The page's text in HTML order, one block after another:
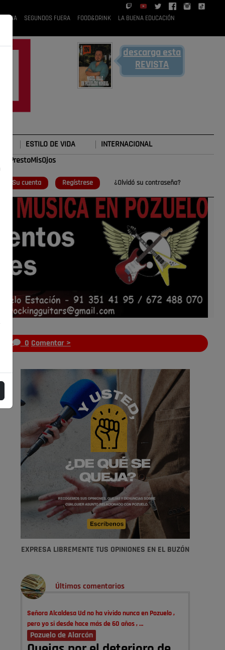
RUBIA SEGUNDOS FUERA FOOD&DRINK
LA BUENA EDUCACIÓN
descarga esta
REVISTA
ESTILO DE VIDA INTERNACIONAL
#TePrestoMisOjos
Su cuenta Regístrese ¿Olvidó su contraseña?
0 Comentar >
EXPRESA LIBREMENTE TUS OPINIONES EN EL BUZÓN
Últimos comentarios
Señora Alcaldesa Ud no ha vivido nunca en Pozuelo ,
pero yo si desde hace más de 60 años , …
Pozuelo de Alarcón